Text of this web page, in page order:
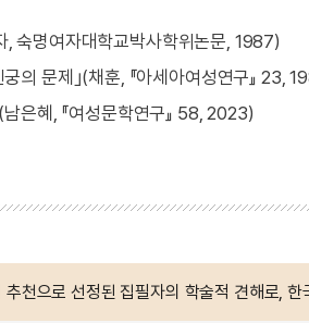
숙명여자대학교박사학위논문, 1987)
의 문제｣(채훈, 『아세아여성연구』 23,
은혜, 『여성문학연구』 58, 2023)
천으로 선정된 집필자의 학술적 견해로,